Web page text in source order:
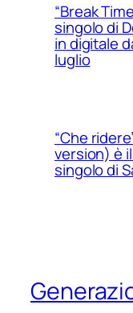
“Break
singolo di
in digitale
luglio
“Che
version) è
singolo di